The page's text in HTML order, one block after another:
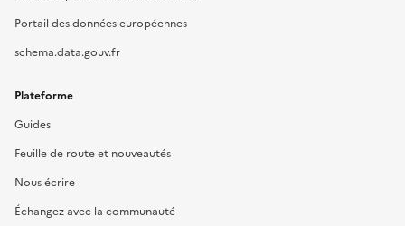
Portail des données européennes
schema.data.gouv.fr
Plateforme
Guides
Feuille de route et nouveautés
Nous écrire
Échangez avec la communauté